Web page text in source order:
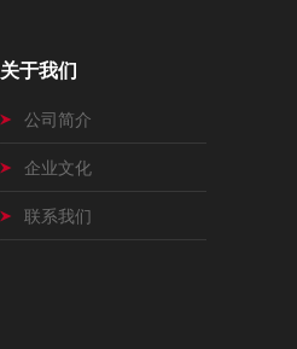
关于我们
公司简介
企业文化
联系我们